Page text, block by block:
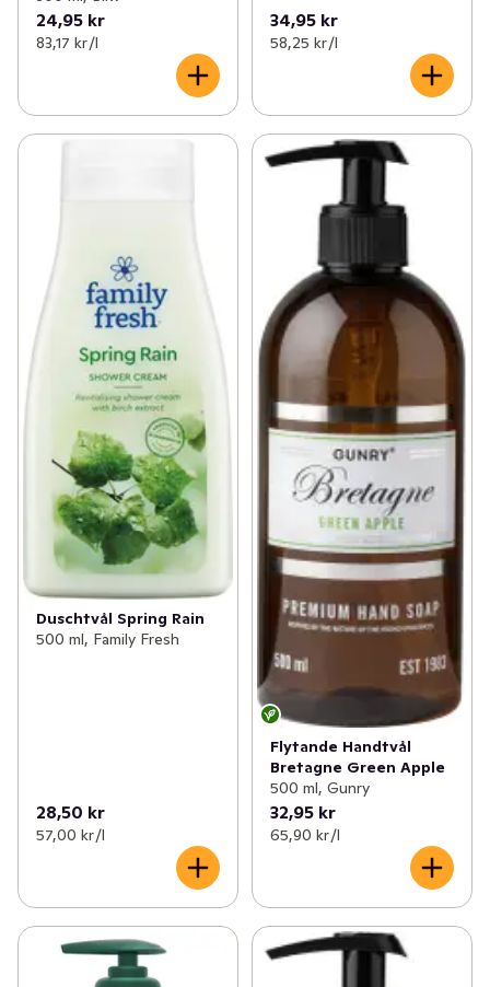
24,95 kr
83,17 kr /l
34,95 kr
58,25 kr /l
Duschtvål Spring Rain
500 ml, Family Fresh
28,50 kr
57,00 kr /l
Flytande Handtvål
Bretagne Green Apple
500 ml, Gunry
32,95 kr
65,90 kr /l